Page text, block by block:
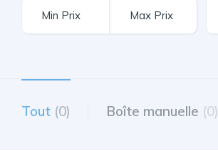
Tout (0) Boîte manuelle (0)